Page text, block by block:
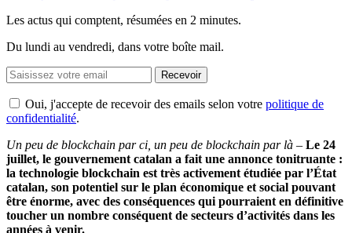
Les actus qui comptent, résumées en 2 minutes.
Du lundi au vendredi, dans votre boîte mail.
Recevoir
Oui, j'accepte de recevoir des emails selon votre politique de
confidentialité.
Un peu de blockchain par ci, un peu de blockchain par là – Le 24
juillet, le gouvernement catalan a fait une annonce tonitruante :
la technologie blockchain est très activement étudiée par l’État
catalan, son potentiel sur le plan économique et social pouvant
être énorme, avec des conséquences qui pourraient en définitive
toucher un nombre conséquent de secteurs d’activités dans les
années à venir.